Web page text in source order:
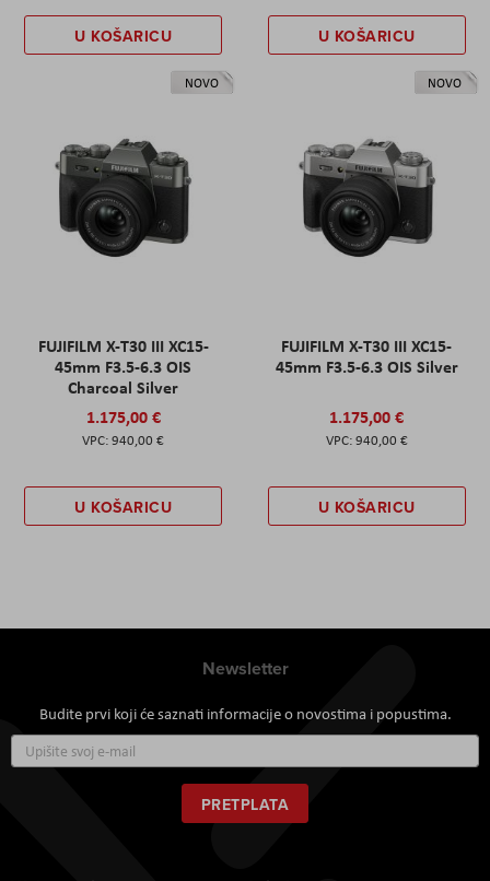
U KOŠARICU U KOŠARICU
NOVO
FUJIFILM X-T30 III XC15-
45mm F3.5-6.3 OIS
Charcoal Silver
1.175,00 €
940,00 €
U KOŠARICU
NOVO
FUJIFILM X-T30 III XC15-
45mm F3.5-6.3 OIS Silver
1.175,00 €
940,00 €
U KOŠARICU
Newsletter
Budite prvi koji će saznati informacije o novostima i popustima.
se
za
naš
newsletter:
PRETPLATA